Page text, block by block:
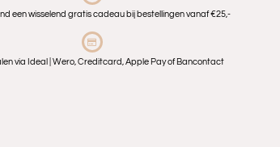
een wisselend gratis cadeau bij bestellingen vanaf €25,-
via Ideal | Wero, Creditcard, Apple Pay of Bancontact